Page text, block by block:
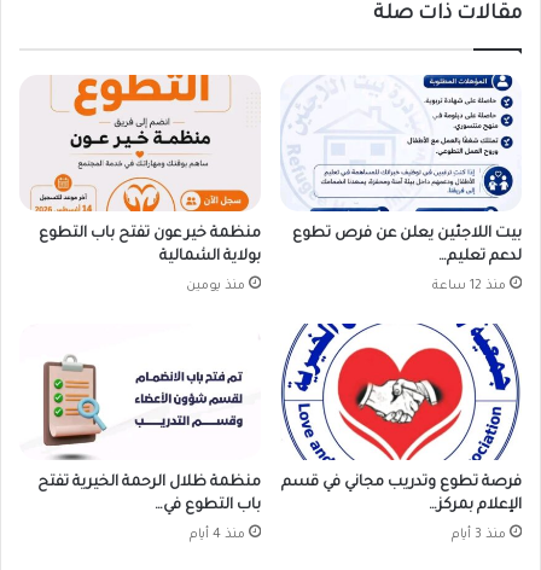
مقالات ذات صلة
بيت اللاجئين يعلن عن فرص تطوع
لدعم تعليم…
منذ 12 ساعة
منظمة خير عون تفتح باب التطوع
بولاية الشمالية
منذ يومين
فرصة تطوع وتدريب مجاني في قسم
الإعلام بمركز…
منذ 3 أيام
منظمة ظلال الرحمة الخيرية تفتح
باب التطوع في…
منذ 4 أيام